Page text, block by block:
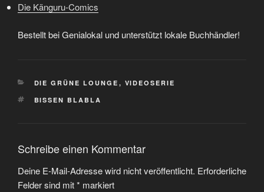
Die Känguru-Comics
Bestellt bei Genialokal und unterstützt lokale Buchhändler!
KATEGORIEN
DIE GRÜNE LOUNGE , VIDEOSERIE
SCHLAGWÖRTER
BISSEN BLABLA
Schreibe einen Kommentar
Deine E-Mail-Adresse wird nicht veröffentlicht. Erforderliche
Felder sind mit* markiert